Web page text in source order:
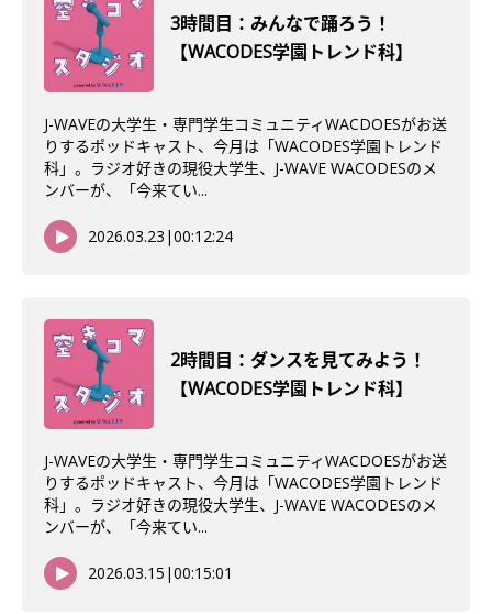
3時間目：みんなで踊ろう！
【WACODES学園トレンド科】
J-WAVEの大学生・専門学生コミュニティWACDOESがお送
りするポッドキャスト、今月は「WACODES学園トレンド
科」。ラジオ好きの現役大学生、J-WAVE WACODESのメ
ンバーが、「今来てい...
2026.03.23 |00:12:24
2時間目：ダンスを見てみよう！
【WACODES学園トレンド科】
J-WAVEの大学生・専門学生コミュニティWACDOESがお送
りするポッドキャスト、今月は「WACODES学園トレンド
科」。ラジオ好きの現役大学生、J-WAVE WACODESのメ
ンバーが、「今来てい...
2026.03.15 |00:15:01